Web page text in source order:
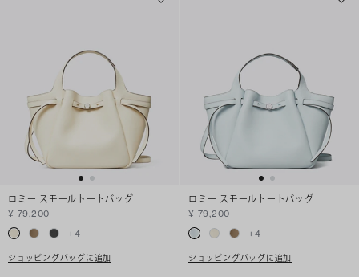
ロミー スモールトートバッグ
¥ 79,200
+4
ショッピングバッグに追加
ロミー スモールトートバッグ
¥ 79,200
+4
ショッピングバッグに追加